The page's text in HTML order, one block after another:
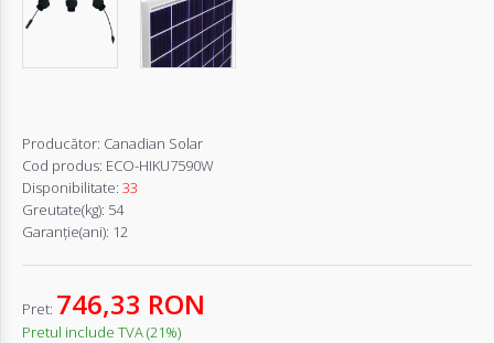
Producător: Canadian Solar
Cod produs: ECO-HIKU7590W
Disponibilitate: 33
Greutate(kg): 54
Garanţie(ani): 12
Pret: 746,33 RON
Pretul include TVA (21%)